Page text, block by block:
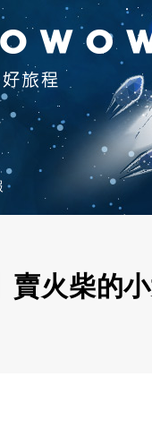
賣火柴的